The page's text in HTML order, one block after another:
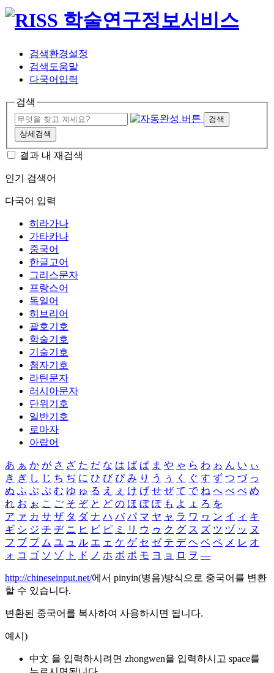
검색환경설정
검색도움말
다국어입력
검색
검색
상세검색
결과 내 재검색
인기 검색어
다국어 입력
히라가나
가타카나
중국어
한글고어
그리스문자
프랑스어
독일어
히브리어
괄호기호
학술기호
기술기호
첨자기호
라틴문자
러시아문자
단위기호
일반기호
로마자
아랍어
あ ぁ か が さ ざ た だ な は ば ぱ ま や ゃ ら わ ゎ ん い ぃ
き ぎ し じ ち ぢ に ひ び ぴ み り う ぅ く ぐ す ず つ づ っ
ぬ ふ ぶ ぷ む ゆ ゅ る え ぇ け げ せ ぜ て で ね へ べ ぺ め
れ お ぉ こ ご そ ぞ と ど の ほ ぼ ぽ も よ ょ ろ を
ア ァ カ サ ザ タ ダ ナ ハ バ パ マ ヤ ャ ラ ワ ヮ ン イ ィ キ
ギ シ ジ チ ヂ ニ ヒ ビ ピ ミ リ ウ ゥ ク グ ス ズ ツ ヅ ッ ヌ
フ ブ プ ム ユ ュ ル エ ェ ケ ゲ セ ゼ テ デ ヘ ベ ペ メ レ オ
ォ コ ゴ ソ ゾ ト ド ノ ホ ボ ポ モ ヨ ョ ロ ヲ ―
http://chineseinput.net/에서 pinyin(병음)방식으로 중국어를 변환
할 수 있습니다.
변환된 중국어를 복사하여 사용하시면 됩니다.
예시)
中文 을 입력하시려면 zhongwen을 입력하시고 space를